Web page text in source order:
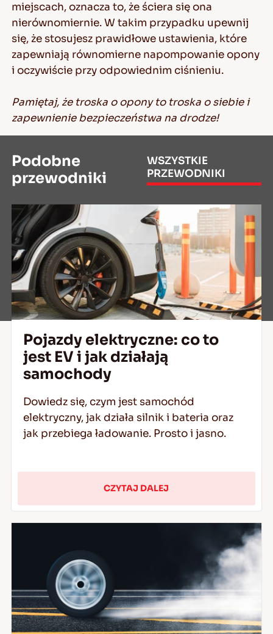
miejscach, oznacza to, że ściera się ona
nierównomiernie. W takim przypadku upewnij
się, że stosujesz prawidłowe ustawienia, które
zapewniają równomierne napompowanie opony
i oczywiście przy odpowiednim ciśnieniu.
Pamiętaj, że troska o opony to troska o siebie i
zapewnienie bezpieczeństwa na drodze!
Podobne
przewodniki
WSZYSTKIE
PRZEWODNIKI
Pojazdy elektryczne: co to
jest EV i jak działają
samochody
Dowiedz się, czym jest samochód
elektryczny, jak działa silnik i bateria oraz
jak przebiega ładowanie. Prosto i jasno.
CZYTAJ DALEJ